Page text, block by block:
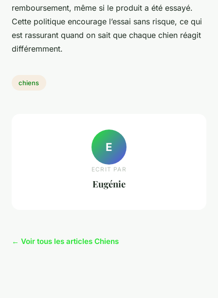
remboursement, même si le produit a été essayé.
Cette politique encourage l’essai sans risque, ce qui
est rassurant quand on sait que chaque chien réagit
différemment.
chiens
E
ECRIT PAR
Eugénie
← Voir tous les articles Chiens